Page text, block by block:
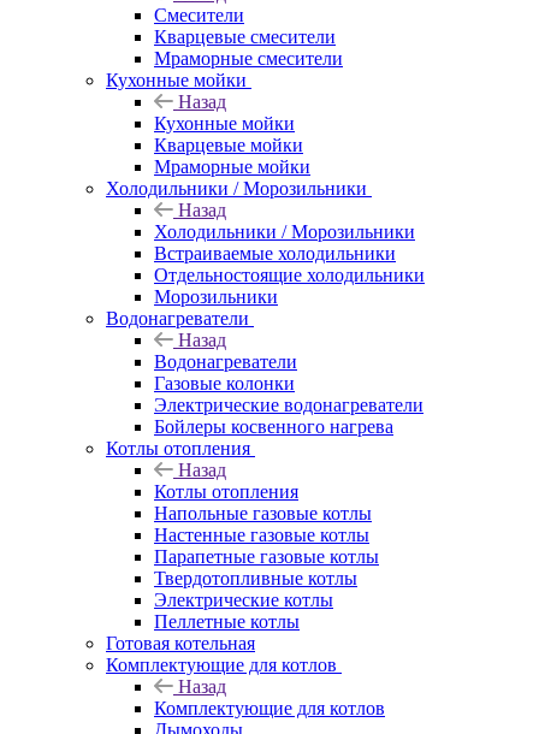
Смесители
Кварцевые смесители
Мраморные смесители
Кухонные мойки
Назад
Кухонные мойки
Кварцевые мойки
Мраморные мойки
Холодильники / Морозильники
Назад
Холодильники / Морозильники
Встраиваемые холодильники
Отдельностоящие холодильники
Морозильники
Водонагреватели
Назад
Водонагреватели
Газовые колонки
Электрические водонагреватели
Бойлеры косвенного нагрева
Котлы отопления
Назад
Котлы отопления
Напольные газовые котлы
Настенные газовые котлы
Парапетные газовые котлы
Твердотопливные котлы
Электрические котлы
Пеллетные котлы
Готовая котельная
Комплектующие для котлов
Назад
Комплектующие для котлов
Дымоходы